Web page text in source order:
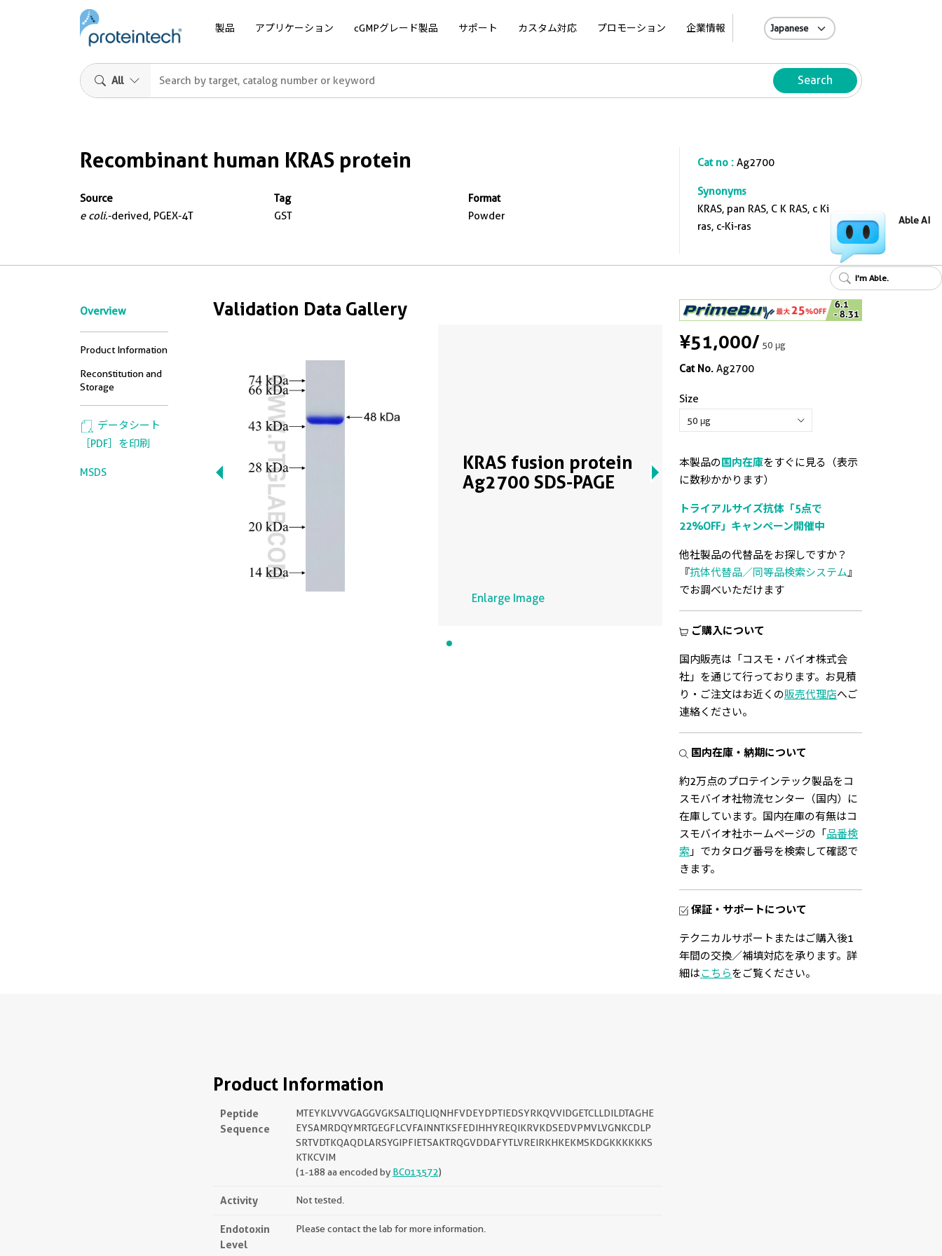
製品 アプリケーション cGMPグレード製品 サポート カスタム対応 プロモーション 企業情報
All Search
Recombinant human KRAS protein
Source
e coli.-derived, PGEX-4T
Tag
GST
Format
Powder
Cat no : Ag2700
Synonyms
KRAS, pan RAS, C K RAS, c Ki
ras, c-Ki-ras
Overview
Product Information
Reconstitution and
Storage
データシート
［PDF］を印刷
MSDS
Validation Data Gallery
KRAS fusion protein
Ag2700 SDS-PAGE
Enlarge Image
¥51,000/50 μg
Cat No. Ag2700
Size
本製品の 国内在庫をすぐに見る（表示
に数秒かかります）
トライアルサイズ抗体「5点で
22%OFF」キャンペーン開催中
他社製品の代替品をお探しですか？
『抗体代替品／同等品検索システム』
でお調べいただけます
ご購入について
国内販売は「コスモ・バイオ株式会
社」を通じて行っております。お見積
り・ご注文はお近くの販売代理店へご
連絡ください。
国内在庫・納期について
約2万点のプロテインテック製品をコ
スモバイオ社物流センター（国内）に
在庫しています。国内在庫の有無はコ
スモバイオ社ホームページの「 品番検
索 」でカタログ番号を検索して確認で
きます。
保証・サポートについて
テクニカルサポートまたはご購入後1
年間の交換／補填対応を承ります。詳
細はこちらをご覧ください。
Product Information
Peptide
Sequence
MTEYKLVVVGAGGVGKSALTIQLIQNHFVDEYDPTIEDSYRKQVVIDGETCLLDILDTAGHE
EYSAMRDQYMRTGEGFLCVFAINNTKSFEDIHHYREQIKRVKDSEDVPMVLVGNKCDLP
SRTVDTKQAQDLARSYGIPFIETSAKTRQGVDDAFYTLVREIRKHKEKMSKDGKKKKKKS
KTKCVIM
(1-188 aa encoded by BC013572)
Activity Not tested.
Endotoxin
Level
Please contact the lab for more information.
Able AI
I'm Able.